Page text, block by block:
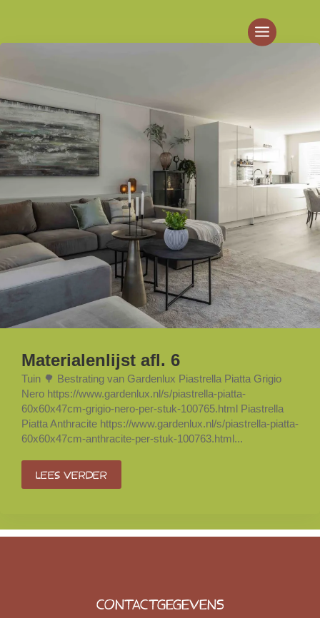
Materialenlijst afl. 6
Tuin 🌳 Bestrating van Gardenlux Piastrella Piatta Grigio
Nero https://www.gardenlux.nl/s/piastrella-piatta-
60x60x47cm-grigio-nero-per-stuk-100765.html Piastrella
Piatta Anthracite https://www.gardenlux.nl/s/piastrella-piatta-
60x60x47cm-anthracite-per-stuk-100763.html...
Lees verder
CONTACTGEGEVENS